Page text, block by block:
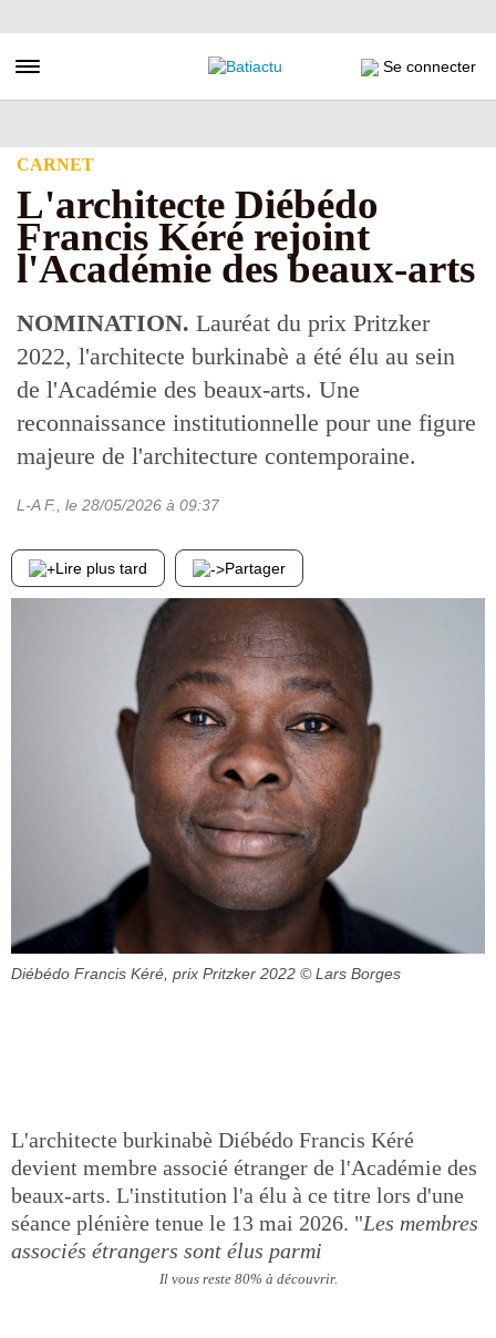
au
principal
Toggle navigation Se connecter
CARNET
L'architecte Diébédo
Francis Kéré rejoint
l'Académie des beaux-arts
NOMINATION. Lauréat du prix Pritzker
2022, l'architecte burkinabè a été élu au sein
de l'Académie des beaux-arts. Une
reconnaissance institutionnelle pour une figure
majeure de l'architecture contemporaine.
L-A F. , le 28/05/2026 à 09:37
Lire plus tard Partager
Diébédo Francis Kéré, prix Pritzker 2022 © Lars Borges
L'architecte burkinabè Diébédo Francis Kéré
devient membre associé étranger de l'Académie des
beaux-arts. L'institution l'a élu à ce titre lors d'une
séance plénière tenue le 13 mai 2026. "Les membres
associés étrangers sont élus parmi
Il vous reste 80% à découvrir.